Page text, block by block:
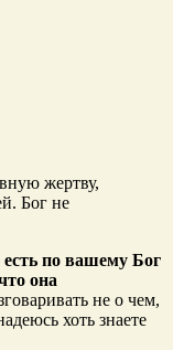
жертву,
Бог не
есть по вашему Бог
она
не о чем,
хоть знаете